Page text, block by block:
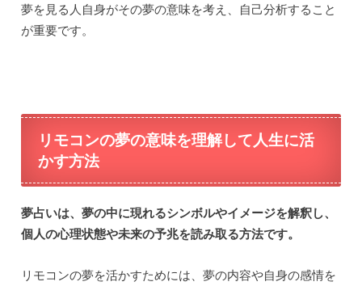
夢を見る人自身がその夢の意味を考え、自己分析すること
が重要です。
リモコンの夢の意味を理解して人生に活
かす方法
夢占いは、夢の中に現れるシンボルやイメージを解釈し、
個人の心理状態や未来の予兆を読み取る方法です。
リモコンの夢を活かすためには、夢の内容や自身の感情を